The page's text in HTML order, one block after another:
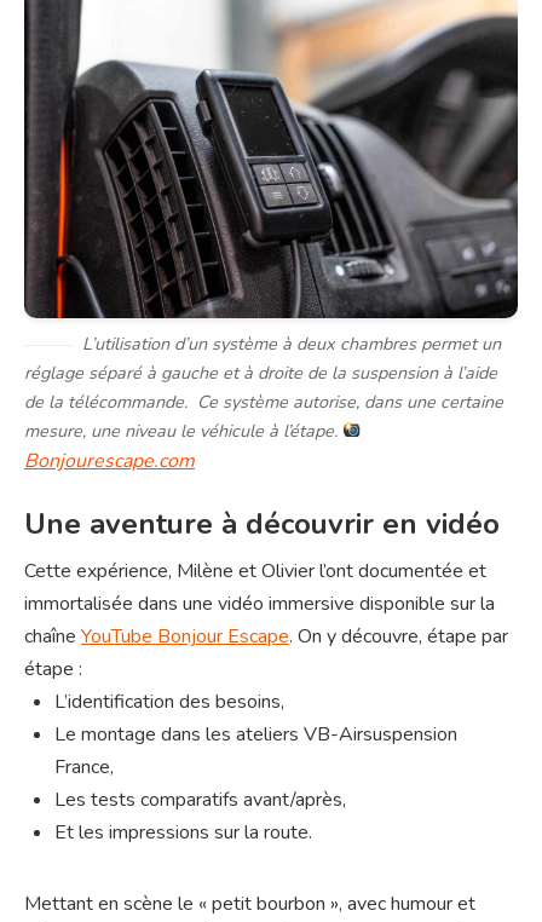
L’utilisation d’un système à deux chambres permet un
réglage séparé à gauche et à droite de la suspension à l’aide
de la télécommande. Ce système autorise, dans une certaine
mesure, une niveau le véhicule à l’étape.
Bonjourescape.com
Une aventure à découvrir en vidéo
Cette expérience, Milène et Olivier l’ont documentée et
immortalisée dans une vidéo immersive disponible sur la
chaîne YouTube Bonjour Escape. On y découvre, étape par
étape :
L’identification des besoins,
Le montage dans les ateliers VB-Airsuspension
France,
Les tests comparatifs avant/après,
Et les impressions sur la route.
Mettant en scène le « petit bourbon », avec humour et